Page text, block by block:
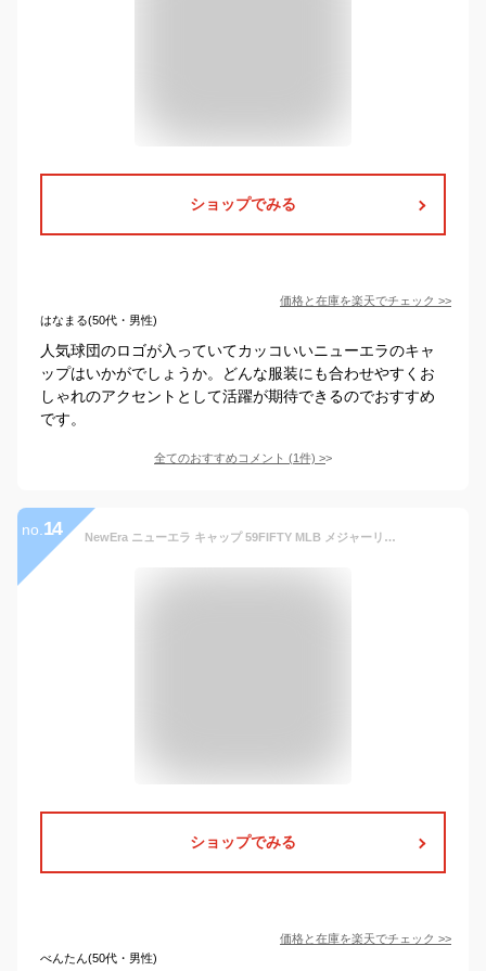
ショップでみる
価格と在庫を楽天でチェック >>
はなまる(50代・男性)
人気球団のロゴが入っていてカッコいいニューエラのキャ
ップはいかがでしょうか。どんな服装にも合わせやすくお
しゃれのアクセントとして活躍が期待できるのでおすすめ
です。
全てのおすすめコメント (1件) >
no. 14 NewEra ニューエラ キャップ 59FIFTY MLB メジャーリーグ オーセンティック 公式モデル ベースボールキャップ LA NY ヤンキース ドジャース アスレチックス パドレス レッドソックス ホワイトソックス タイガース アストロズ
ショップでみる
価格と在庫を楽天でチェック >>
べんたん(50代・男性)